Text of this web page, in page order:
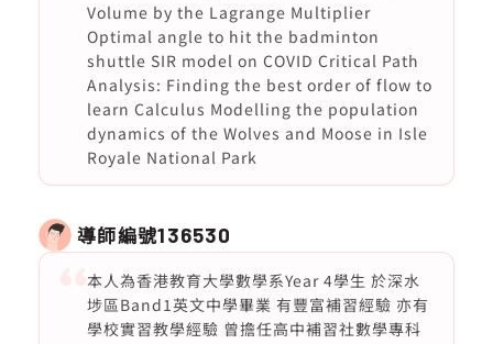
Volume by the Lagrange Multiplier
Optimal angle to hit the badminton
shuttle SIR model on COVID Critical Path
Analysis: Finding the best order of flow to
learn Calculus Modelling the population
dynamics of the Wolves and Moose in Isle
Royale National Park
導師編號136530
本人為香港教育大學數學系Year 4學生 於深水
埗區Band1英文中學畢業 有豐富補習經驗 亦有
學校實習教學經驗 曾擔任高中補習社數學專科